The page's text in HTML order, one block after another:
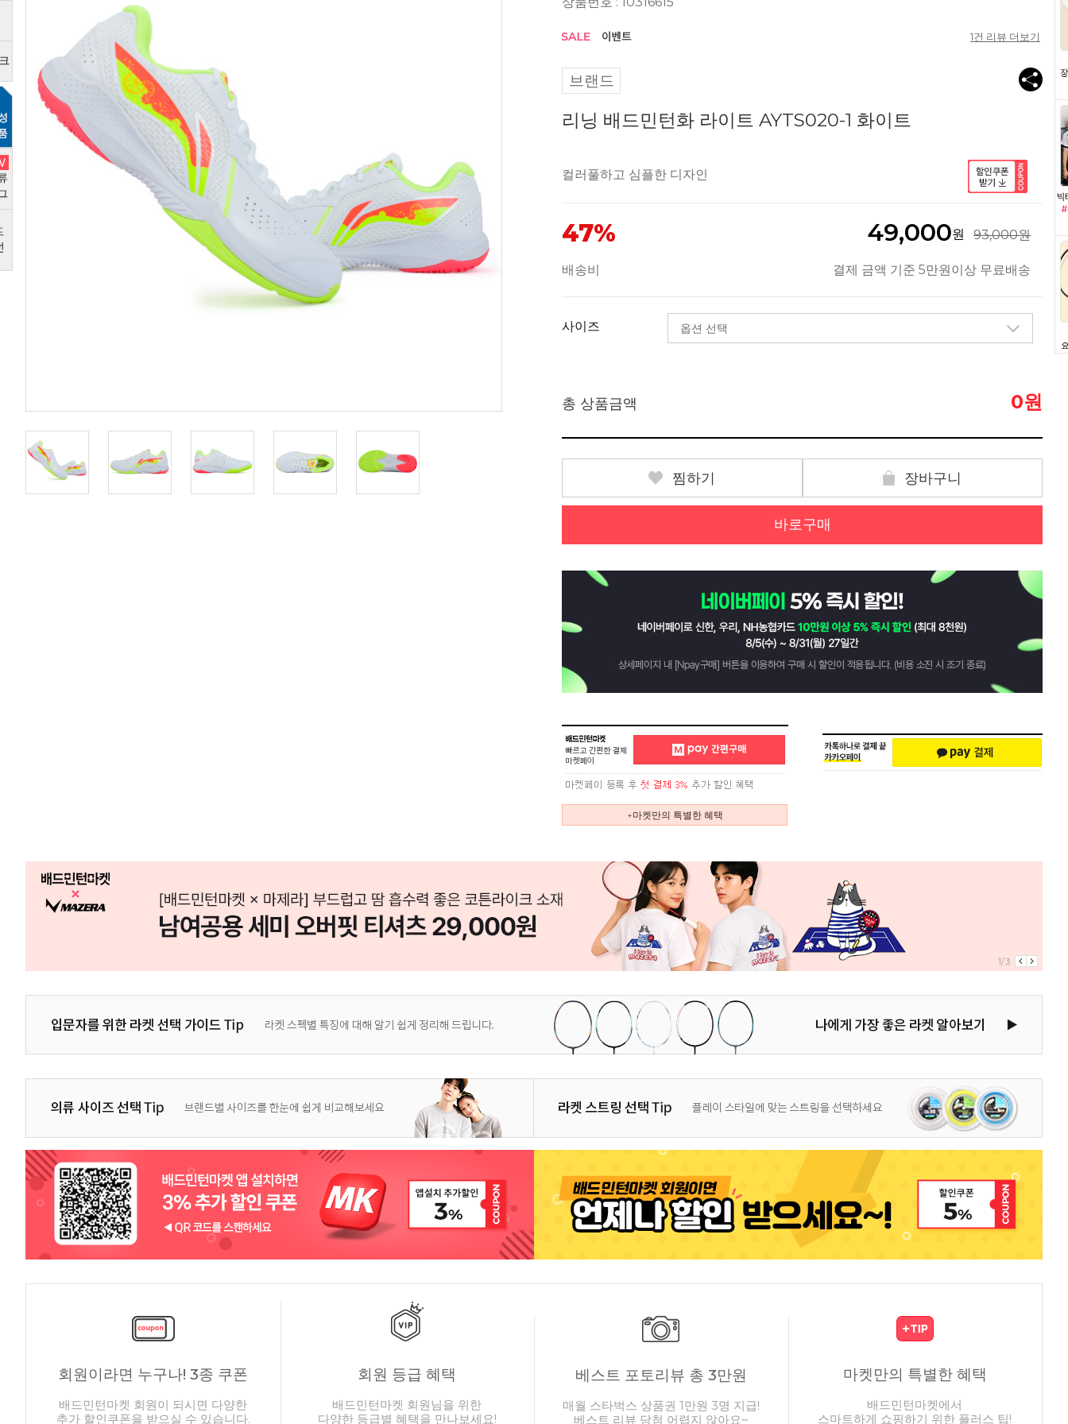
1건 리뷰 더보기
브랜드
리닝 배드민턴화 라이트 AYTS020-1 화이트
컬러풀하고 심플한 디자인
47% 49,000원 93,000원
배송비 결제 금액 기준 5만원이상 무료배송
사이즈
총 상품금액 0원
찜하기 장바구니
바로구매
+마켓만의 특별한 혜택
2/3
회원이라면 누구나! 3종 쿠폰
배드민턴마켓 회원이 되시면 다양한
추가 할인쿠폰을 받으실 수 있습니다.
회원 등급 혜택
배드민턴마켓 회원님을 위한
다양한 등급별 혜택을 만나보세요!
베스트 포토리뷰 총 3만원
매월 스타벅스 상품권 1만원 3명 지급!
베스트 리뷰 당첨 어렵지 않아요~
마켓만의 특별한 혜택
배드민턴마켓에서
스마트하게 쇼핑하기 위한 플러스 팁!